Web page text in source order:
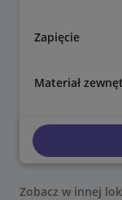
Zapięcie
Materiał
Zobacz w innej